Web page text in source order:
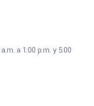
a 1:00 p.m. y 5:00